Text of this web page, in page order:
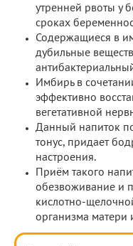
утренней рвоты у
сроках
Содержащиеся в
дубильные
Имбирь в
эффективно
вегетативной
Данный напиток
тонус, придает
настроения.
Приём такого
обезвоживание и
кислотно-
организма матери